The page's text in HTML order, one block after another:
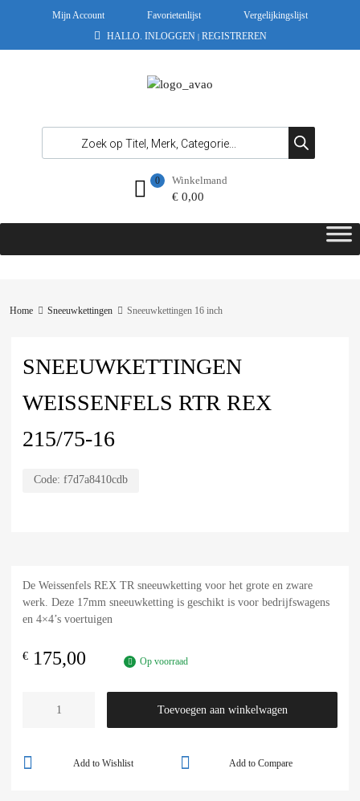
Mijn Account Favorietenlijst
Vergelijkingslijst
HALLO. INLOGGEN | REGISTREREN
Winkelmand
€0,00
0
Home Sneeuwkettingen Sneeuwkettingen 16 inch
SNEEUWKETTINGEN
WEISSENFELS RTR REX
215/75-16
Code: f7d7a8410cdb
De Weissenfels REX TR sneeuwketting voor het grote en zware
werk. Deze 17mm sneeuwketting is geschikt is voor bedrijfswagens
en 4×4’s voertuigen
€ 175,00 Op voorraad
Toevoegen aan winkelwagen
Add to Compare
Add to Wishlist